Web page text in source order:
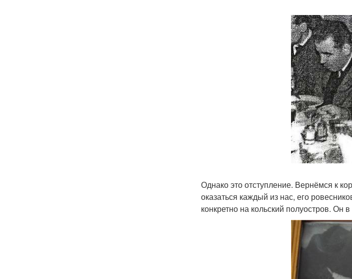
Однако это отступление. Вернёмся к
оказаться каждый из нас, его
конкретно на кольский полуостров.